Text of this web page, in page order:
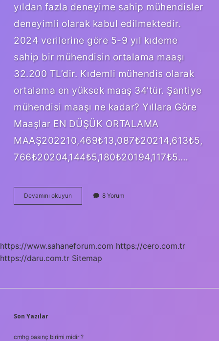
yıldan fazla deneyime sahip mühendisler
deneyimli olarak kabul edilmektedir.
2024 verilerine göre 5-9 yıl kıdeme
sahip bir mühendisin ortalama maaşı
32.200 TL’dir. Kıdemli mühendis olarak
ortalama en yüksek maaş 34’tür. Şantiye
mühendisi maaşı ne kadar? Yıllara Göre
Maaşlar EN DÜŞÜK ORTALAMA
MAAŞ202210,469₺13,087₺20214,613₺5,
766₺20204,144₺5,180₺20194,117₺5.…
Devamını okuyun
Mühendisi
8 Yorum
https://www.sahaneforum.com https://cero.com.tr
https://daru.com.tr Sitemap
SIDEBAR
Son Yazılar
cmhg basınç birimi midir ?